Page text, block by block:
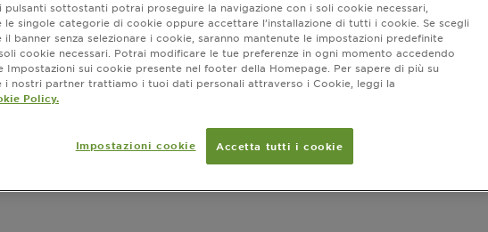
pulsanti sottostanti potrai proseguire la navigazione con i soli cookie necessari,
le singole categorie di cookie oppure accettare l’installazione di tutti i cookie. Se scegli
il banner senza selezionare i cookie, saranno mantenute le impostazioni predefinite
cookie necessari. Potrai modificare le tue preferenze in ogni momento accedendo
Impostazioni sui cookie presente nel footer della Homepage. Per sapere di più su
i nostri partner trattiamo i tuoi dati personali attraverso i Cookie, leggi la
Policy.
Impostazioni cookie Accetta tutti i cookie